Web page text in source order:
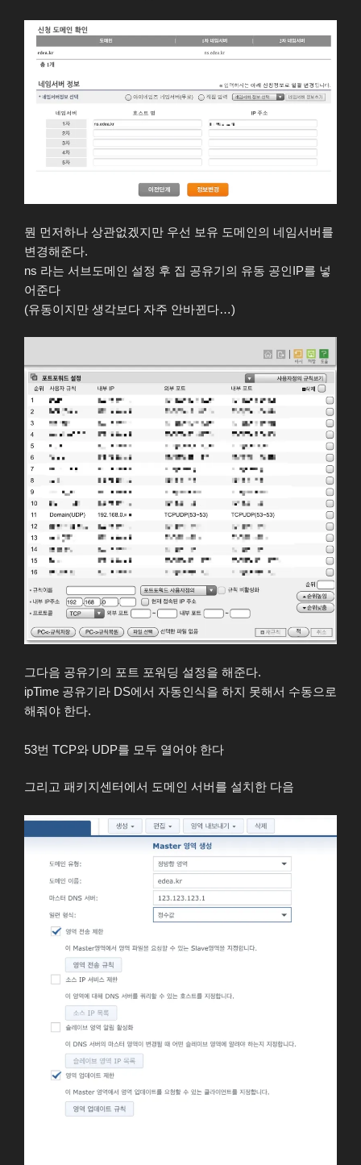
뭔 먼저하나 상관없겠지만 우선 보유 도메인의 네임서버를
변경해준다.
ns 라는 서브도메인 설정 후 집 공유기의 유동 공인IP를 넣
어준다
(유동이지만 생각보다 자주 안바뀐다…)
그다음 공유기의 포트 포워딩 설정을 해준다.
ipTime 공유기라 DS에서 자동인식을 하지 못해서 수동으로
해줘야 한다.
53번 TCP와 UDP를 모두 열어야 한다
그리고 패키지센터에서 도메인 서버를 설치한 다음